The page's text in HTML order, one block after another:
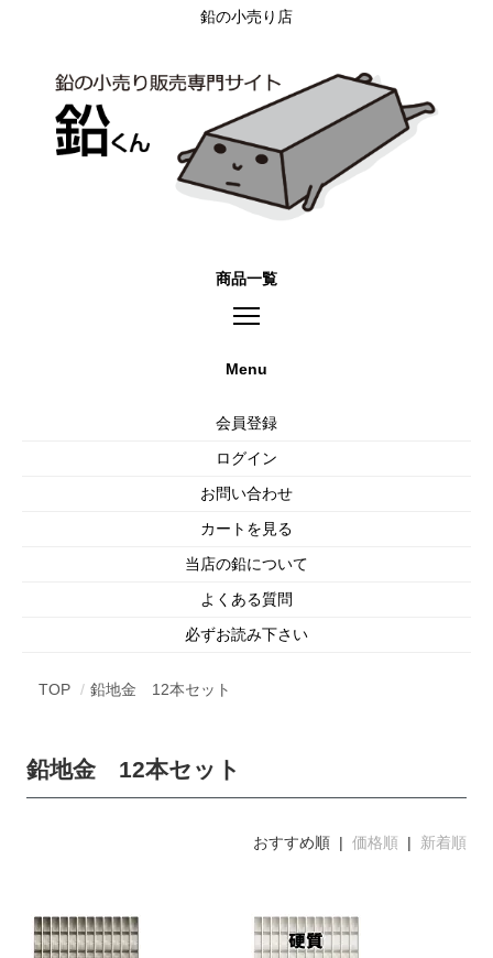
鉛の小売り店
商品一覧
Menu
会員登録
ログイン
お問い合わせ
カートを見る
当店の鉛について
よくある質問
必ずお読み下さい
TOP 鉛地金 12本セット
鉛地金 12本セット
おすすめ順 | 価格順 | 新着順